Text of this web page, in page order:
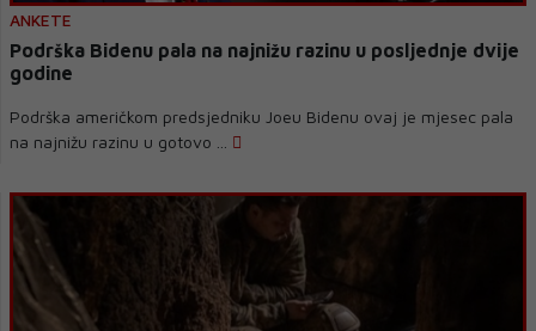
ANKETE
Podrška Bidenu pala na najnižu razinu u posljednje dvije
godine
Podrška američkom predsjedniku Joeu Bidenu ovaj je mjesec pala
na najnižu razinu u gotovo ...